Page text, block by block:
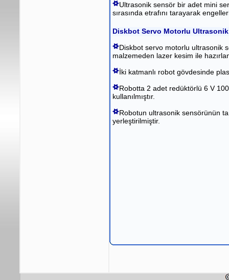
Ultrasonik sensör bir adet mini
sırasında etrafını tarayarak
Diskbot Servo Motorlu
Diskbot servo motorlu ultrasonik
malzemeden lazer kesim ile
İki katmanlı robot gövdesinde
Robotta 2 adet redüktörlü 6 V
kullanılmıştır.
Robotun ultrasonik sensörünün
yerleştirilmiştir.